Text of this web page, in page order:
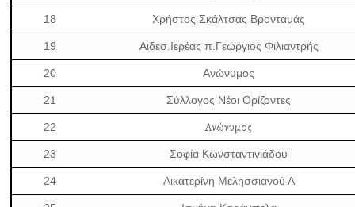
18 Χρήστος Σκάλτσας Βρονταμάς
19 Αιδεσ.Ιερέας π.Γεώργιος Φιλιαντρής
20 Ανώνυμος
21 Σύλλογος Νέοι Ορίζοντες
22 Ανώνυμος
23 Σοφία Κωνσταντινιάδου
24 Αικατερίνη Μελησσιανού Α